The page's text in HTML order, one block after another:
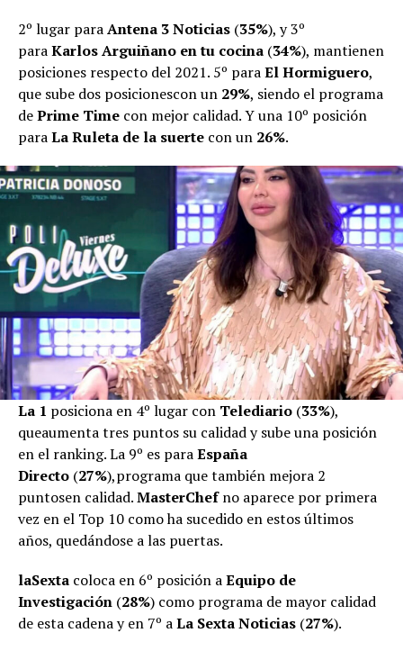
2º lugar paraAntena 3 Noticias (35%), y 3º
paraKarlos Arguiñano en tu cocina (34%), mantienen
posiciones respecto del 2021. 5º paraEl Hormiguero,
que sube dos posicionescon un 29%, siendo el programa
dePrime Time con mejor calidad. Y una 10º posición
paraLa Ruleta de la suerte con un 26%.
La 1 posiciona en 4º lugar con Telediario (33%),
queaumenta tres puntos su calidad y sube una posición
en el ranking. La 9º es paraEspaña
Directo (27%),programa que también mejora 2
puntosen calidad.MasterChefno aparece por primera
vez en el Top 10 como ha sucedido en estos últimos
años, quedándose a las puertas.
laSexta coloca en 6º posición aEquipo de
Investigación (28%) como programa de mayor calidad
de esta cadena y en 7º aLa Sexta Noticias (27%).